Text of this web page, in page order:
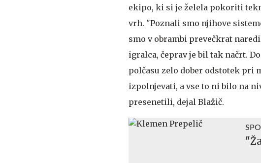
ekipo, ki si je želela pokoriti
vrh. "Poznali smo njihove
smo v obrambi prevečkrat
igralca, čeprav je bil tak načrt.
polčasu zelo dober odstotek pri
izpolnjevati, a vse to ni bilo na
presenetili, dejal Blažič.